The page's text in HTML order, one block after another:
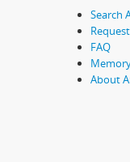
Search
FAQ
About